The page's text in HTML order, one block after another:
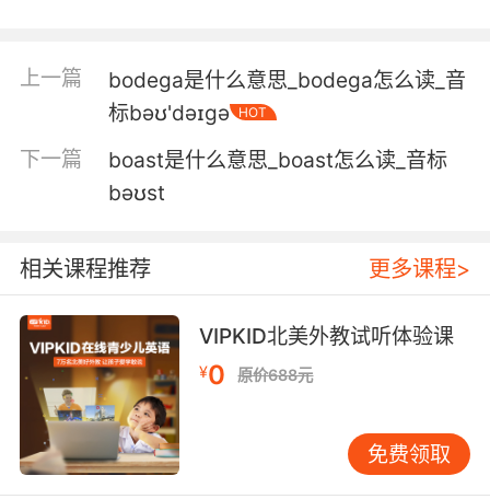
博比 我们要扶他起来 扶他上车
6. bobby, you leave now, and I'm done with
you.
7. bobby, you've been working here your
whole life.
鲍鲍 你打出生就在这里工作
8. bobby, this whole thing is turning me on.
鲍比 你这样把我情欲都挑起来了
上一篇
bodega是什么意思_bodega怎么读_音
标bəʊ'dəɪgə
HOT
下一篇
boast是什么意思_boast怎么读_音标
bəʊst
相关课程推荐 更多课程>
VIPKID北美外教试听体验课
¥0 原价688元
免费领取